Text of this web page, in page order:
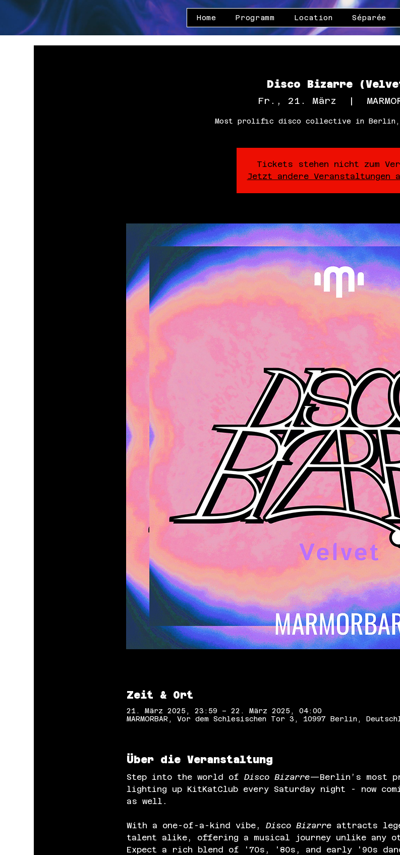
Home Programm Location Séparée
Disco Bizarre
Fr., 21. März
  |
Most prolific disco collective in Berlin,
Tickets stehen nicht zum
Jetzt andere Veranstaltungen
Zeit & Ort
21. März 2025, 23:59 – 22. März 2025, 04:00
MARMORBAR, Vor dem Schlesischen Tor 3, 10997 Berlin,
Über die Veranstaltung
Step into the world of Disco Bizarre—Berlin’s most
lighting up KitKatClub every Saturday night - now
as well.
With a one-of-a-kind vibe, Disco Bizarre attracts
talent alike, offering a musical journey unlike any
Expect a rich blend of '70s, '80s, and early '90s